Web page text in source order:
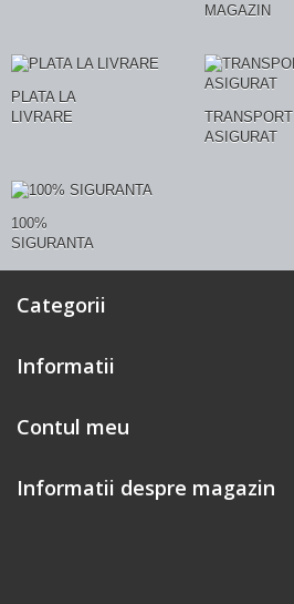
MAGAZIN
PLATA LA
LIVRARE
TRANSPORT
ASIGURAT
100%
SIGURANTA
Categorii
Informatii
Contul meu
Informatii despre magazin